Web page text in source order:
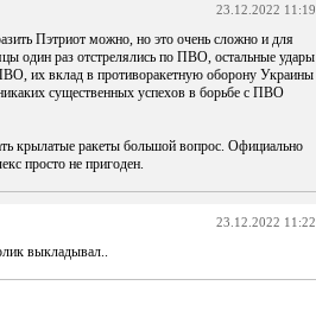
23.12.2022 11:19
Пэтриот можно, но это очень сложно и для
один раз отстрелялись по ПВО, остальные удары
их вклад в противоракетную оборону Украины
существенных успехов в борьбе с ПВО
крылатые ракеты большой вопрос. Официально
просто не пригоден.
23.12.2022 11:22
выкладывал..